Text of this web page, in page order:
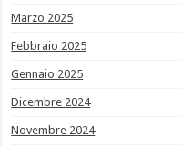
Marzo 2025
Febbraio 2025
Gennaio 2025
Dicembre 2024
Novembre 2024